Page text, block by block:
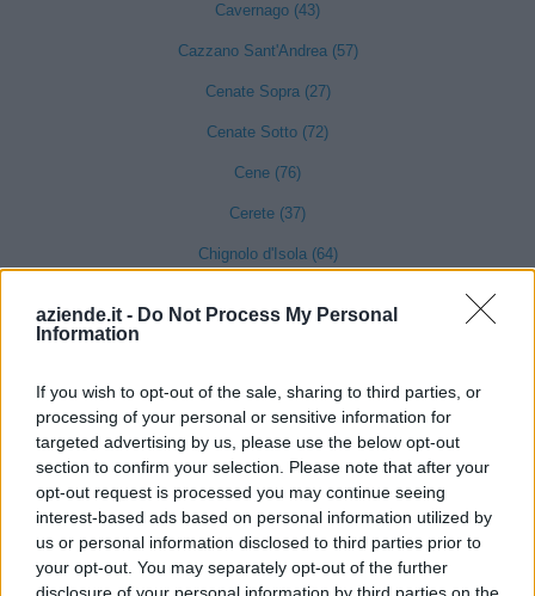
aziende.it - Do Not Process My Personal
Information
If you wish to opt-out of the sale, sharing to third parties, or
processing of your personal or sensitive information for
targeted advertising by us, please use the below opt-out
section to confirm your selection. Please note that after your
opt-out request is processed you may continue seeing
interest-based ads based on personal information utilized by
us or personal information disclosed to third parties prior to
your opt-out. You may separately opt-out of the further
disclosure of your personal information by third parties on the
Cavernago (43)
Cazzano Sant'Andrea (57)
Cenate Sopra (27)
Cenate Sotto (72)
Cene (76)
Cerete (37)
Chignolo d'Isola (64)
Cividate al Piano (90)
Ubiale Clanezzo (16)
Clusone (280)
Colere (29)
Cologno al Serio (239)